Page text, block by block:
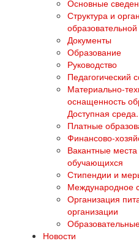
Основные
Структура и
Документы
Образование
Руководство
Педагогический
Материально-
оснащенность
Доступная среда.
Платные
Финансово-
Вакантные
обучающихся
Стипендии и
Международное
Организация
организации
Новости